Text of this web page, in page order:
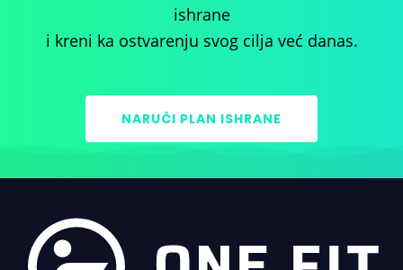
ishrane
i kreni ka ostvarenju svog cilja već danas.
NARUČI PLAN ISHRANE